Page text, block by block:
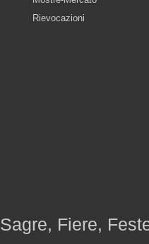
Rievocazioni
Sagre, Fiere,